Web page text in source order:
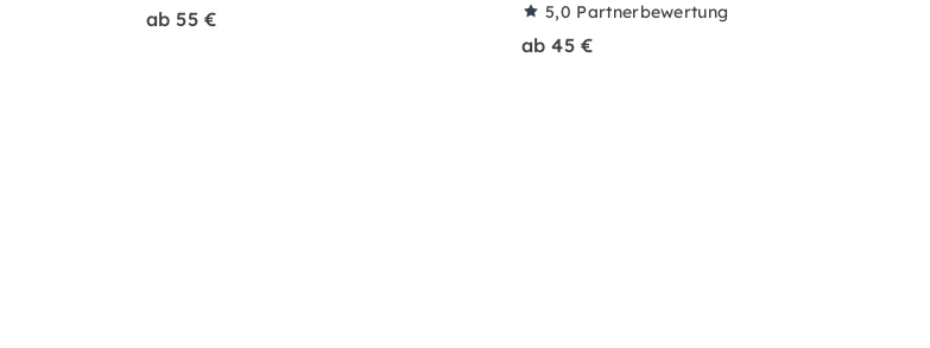
ab 55 € 5,0 Partnerbewertung
ab 45 €